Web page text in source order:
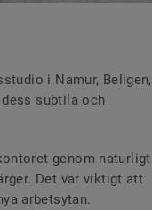
i Namur, Beligen,
subtila och
genom naturligt
Det var viktigt att
arbetsytan.